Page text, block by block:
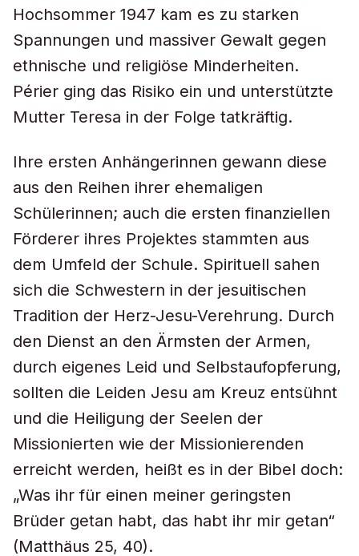
Hochsommer 1947 kam es zu starken
Spannungen und massiver Gewalt gegen
ethnische und religiöse Minderheiten.
Périer ging das Risiko ein und unterstützte
Mutter Teresa in der Folge tatkräftig.
Ihre ersten Anhängerinnen gewann diese
aus den Reihen ihrer ehemaligen
Schülerinnen; auch die ersten finanziellen
Förderer ihres Projektes stammten aus
dem Umfeld der Schule. Spirituell sahen
sich die Schwestern in der jesuitischen
Tradition der Herz-Jesu-Verehrung. Durch
den Dienst an den Ärmsten der Armen,
durch eigenes Leid und Selbstaufopferung,
sollten die Leiden Jesu am Kreuz entsühnt
und die Heiligung der Seelen der
Missionierten wie der Missionierenden
erreicht werden, heißt es in der Bibel doch:
„Was ihr für einen meiner geringsten
Brüder getan habt, das habt ihr mir getan“
(Matthäus 25, 40).